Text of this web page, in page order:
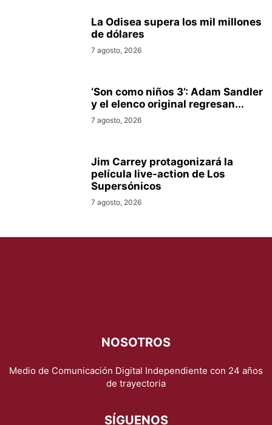
La Odisea supera los mil millones
de dólares
7 agosto, 2026
‘Son como niños 3’: Adam Sandler
y el elenco original regresan...
7 agosto, 2026
Jim Carrey protagonizará la
película live-action de Los
Supersónicos
7 agosto, 2026
NOSOTROS
Medio de Comunicación Digital Independiente con 24 años
de trayectoria
SÍGUENOS